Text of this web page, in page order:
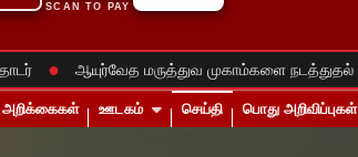
SCAN TO PAY
● ஆயுர்வேத மருத்துவ முகாம்களை நடத்துதல் ●
அறிக்கைகள் ஊடகம் செய்தி பொது அறிவிப்புகள்